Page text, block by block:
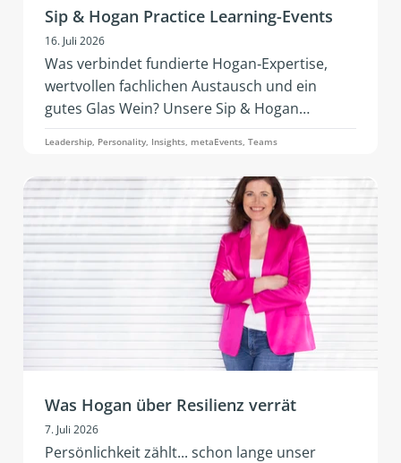
Sip & Hogan Practice Learning-Events
16. Juli 2026
Was verbindet fundierte Hogan‑Expertise,
wertvollen fachlichen Austausch und ein
gutes Glas Wein? Unsere Sip & Hogan
Practice‑Events! 2026 kommt dieses
erfolgreiche Format erstmals nach Österreich
und Deutschland. Mit neuen Impulsen,
lebendigem Networking und praxisnaher
Weiterentwicklung.
Leadership, Personality, Insights, metaEvents, Teams
Was Hogan über Resilienz verrät
7. Juli 2026
Persönlichkeit zählt... schon lange unser